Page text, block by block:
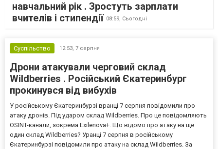
навчальний рік . Зростуть зарплати
вчителів і стипендії 08:59, Сьогодні
Суспільство 12:53, 7 серпня
Дрони атакували черговий склад
Wildberries . Російський Єкатеринбург
прокинувся від вибухів
У російському Єкатеринбурзі вранці 7 серпня повідомили про
атаку дронів. Під ударом склад Wildberries. Про це повідомляють
OSINT-канали, зокрема Exilenova+. Що відомо про атаку на ще
один склад Wildberries? Уранці 7 серпня в російському
Єкатеринбурзі повідомили про атаку на склад Wildberries. За